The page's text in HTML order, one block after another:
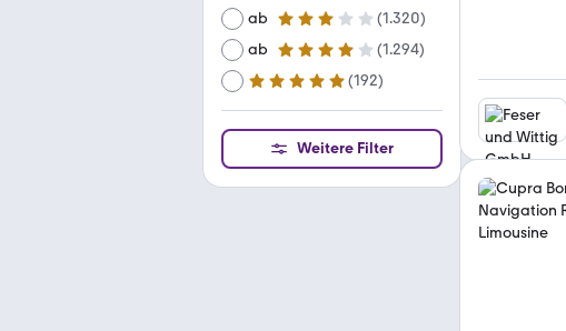
ab
3 Sterne (1.320)
ab
4 Sterne (1.294)
ab
5 Sterne (192)
Weitere Filter